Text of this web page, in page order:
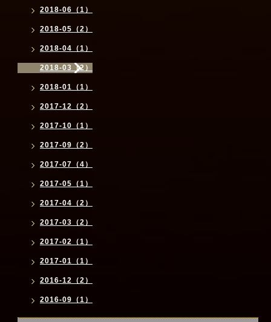
2018-06（1）
2018-05（2）
2018-04（1）
2018-03（2）
2018-01（1）
2017-12（2）
2017-10（1）
2017-09（2）
2017-07（4）
2017-05（1）
2017-04（2）
2017-03（2）
2017-02（1）
2017-01（1）
2016-12（2）
2016-09（1）